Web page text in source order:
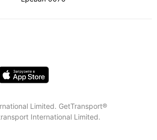
Limited. GetTransport®
International Limited.